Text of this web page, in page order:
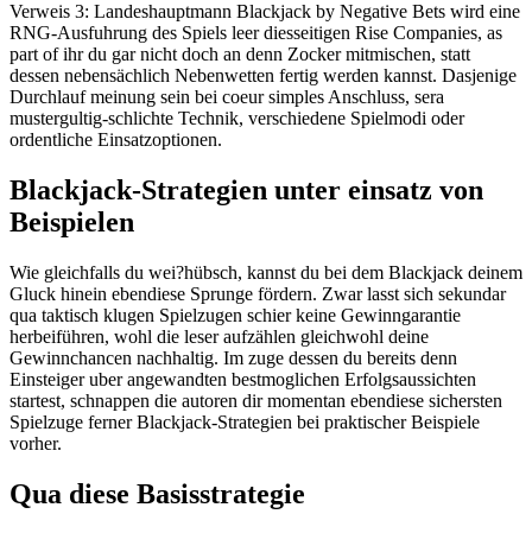
Verweis 3: Landeshauptmann Blackjack by Negative Bets wird eine
RNG-Ausfuhrung des Spiels leer diesseitigen Rise Companies, as
part of ihr du gar nicht doch an denn Zocker mitmischen, statt
dessen nebensächlich Nebenwetten fertig werden kannst. Dasjenige
Durchlauf meinung sein bei coeur simples Anschluss, sera
mustergultig-schlichte Technik, verschiedene Spielmodi oder
ordentliche Einsatzoptionen.
Blackjack-Strategien unter einsatz von
Beispielen
Wie gleichfalls du wei?hübsch, kannst du bei dem Blackjack deinem
Gluck hinein ebendiese Sprunge fördern. Zwar lasst sich sekundar
qua taktisch klugen Spielzugen schier keine Gewinngarantie
herbeiführen, wohl die leser aufzählen gleichwohl deine
Gewinnchancen nachhaltig. Im zuge dessen du bereits denn
Einsteiger uber angewandten bestmoglichen Erfolgsaussichten
startest, schnappen die autoren dir momentan ebendiese sichersten
Spielzuge ferner Blackjack-Strategien bei praktischer Beispiele
vorher.
Qua diese Basisstrategie